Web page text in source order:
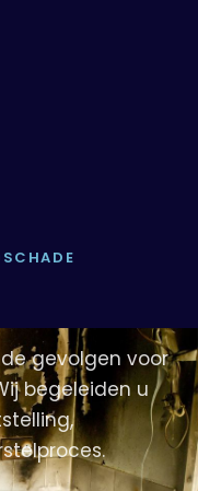
gevolgen voor
begeleiden u